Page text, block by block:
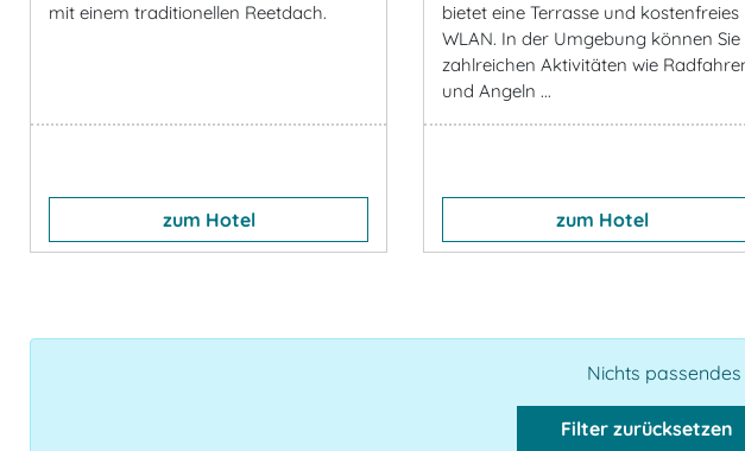
mit einem traditionellen Reetdach.
zum Hotel
bietet eine Terrasse und kostenfreies
WLAN. In der Umgebung können Sie
zahlreichen Aktivitäten wie
und Angeln ...
zum Hotel
Nichts
Filter zurücksetzen